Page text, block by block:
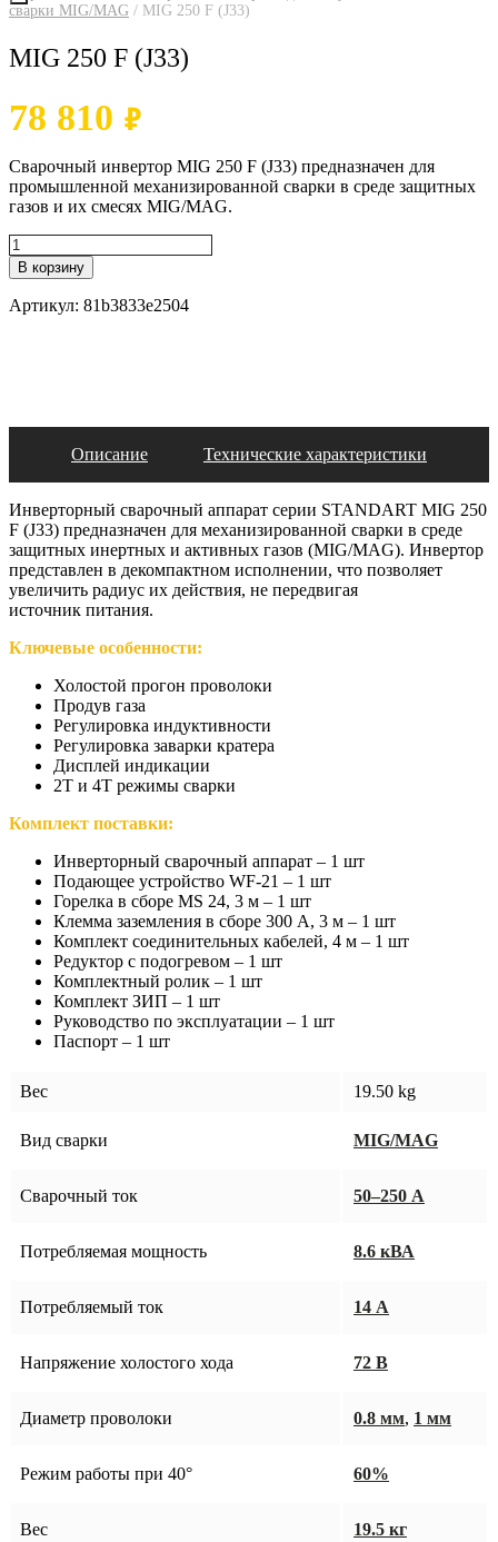
сварки MIG/MAG / MIG 250 F (J33)
MIG 250 F (J33)
78 810 ₽
Сварочный инвертор MIG 250 F (J33) предназначен для
промышленной механизированной сварки в среде защитных
газов и их смесях MIG/MAG.
В корзину
Артикул: 81b3833e2504
Описание Технические характеристики
Инверторный сварочный аппарат серии STANDART MIG 250
F (J33) предназначен для механизированной сварки в среде
защитных инертных и активных газов (MIG/MAG). Инвертор
представлен в декомпактном исполнении, что позволяет
увеличить радиус их действия, не передвигая
источник питания.
Ключевые особенности:
Холостой прогон проволоки
Продув газа
Регулировка индуктивности
Регулировка заварки кратера
Дисплей индикации
2Т и 4Т режимы сварки
Комплект поставки:
Инверторный сварочный аппарат – 1 шт
Подающее устройство WF-21 – 1 шт
Горелка в сборе MS 24, 3 м – 1 шт
Клемма заземления в сборе 300 А, 3 м – 1 шт
Комплект соединительных кабелей, 4 м – 1 шт
Редуктор с подогревом – 1 шт
Комплектный ролик – 1 шт
Комплект ЗИП – 1 шт
Руководство по эксплуатации – 1 шт
Паспорт – 1 шт
Вес 19.50 kg
Вид сварки MIG/MAG
Сварочный ток 50–250 А
Потребляемая мощность 8.6 кВА
Потребляемый ток 14 А
Напряжение холостого хода 72 В
Диаметр проволоки 0.8 мм, 1 мм
Режим работы при 40° 60%
Вес 19.5 кг